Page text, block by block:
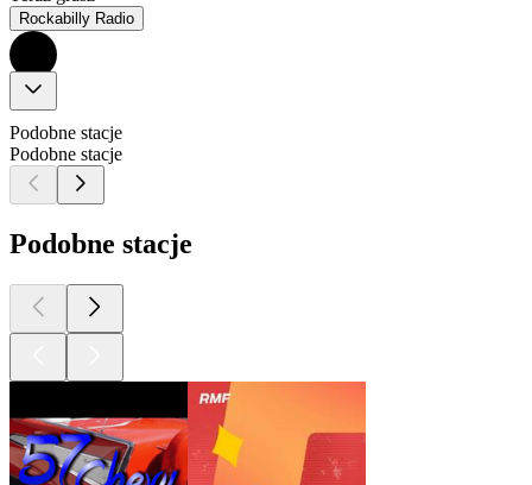
Rockabilly Radio
Podobne stacje
Podobne stacje
Podobne stacje